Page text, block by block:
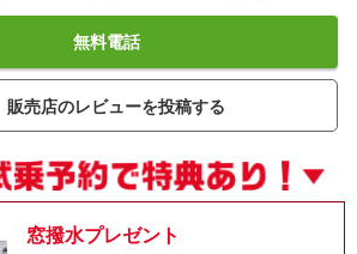
無料電話
販売店のレビューを投稿する
窓撥水プレゼント